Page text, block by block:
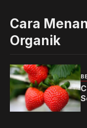
Cara
Organik